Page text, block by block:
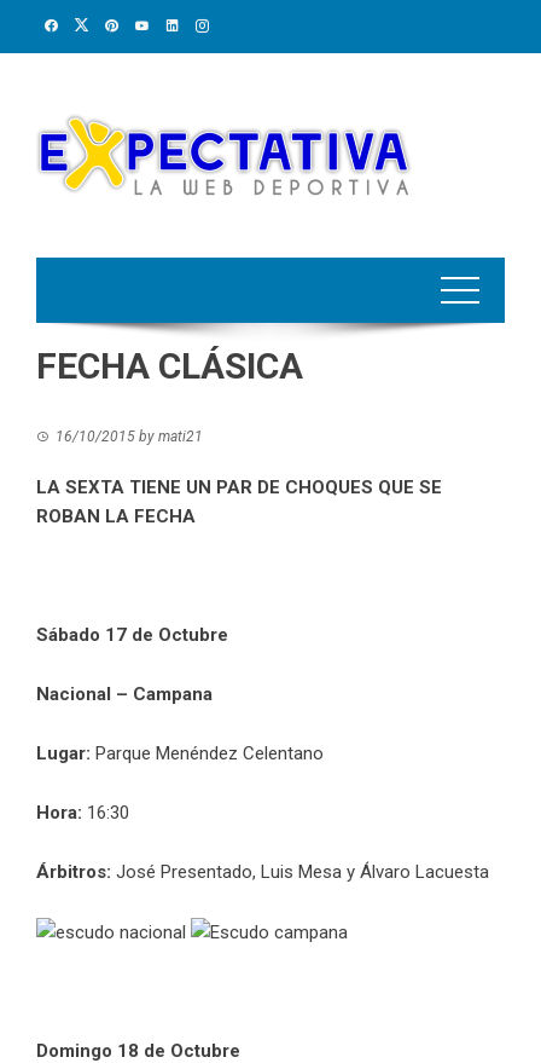
FECHA CLÁSICA
16/10/2015 by mati21
LA SEXTA TIENE UN PAR DE CHOQUES QUE SE
ROBAN LA FECHA
Sábado 17 de Octubre
Nacional – Campana
Lugar: Parque Menéndez Celentano
Hora: 16:30
Árbitros: José Presentado, Luis Mesa y Álvaro Lacuesta
Domingo 18 de Octubre